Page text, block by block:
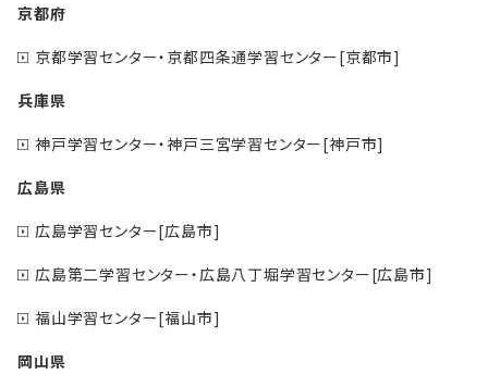
京都府
京都学習センター・京都四条通学習センター[京都市]
兵庫県
神戸学習センター・神戸三宮学習センター[神戸市]
広島県
広島学習センター[広島市]
広島第二学習センター・広島八丁堀学習センター[広島市]
福山学習センター[福山市]
岡山県